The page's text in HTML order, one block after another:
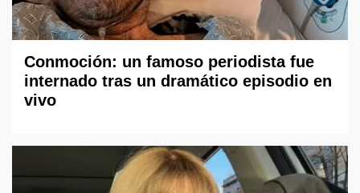
Conmoción: un famoso periodista fue
internado tras un dramático episodio en
vivo